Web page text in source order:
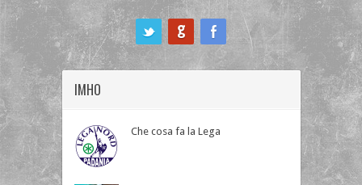
IMHO
Che cosa fa la Lega